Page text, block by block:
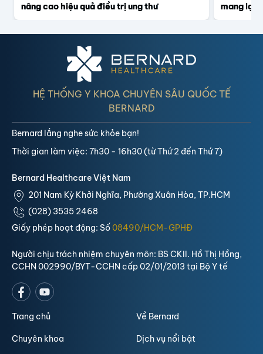
nâng cao hiệu quả điều trị ung thư
mang lại
HỆ THỐNG Y KHOA CHUYÊN SÂU QUỐC TẾ
BERNARD
Bernard Healthcare Việt Nam
201 Nam Kỳ Khởi Nghĩa, Phường Xuân Hòa, TP.HCM
(028) 3535 2468
Giấy phép hoạt động: Số08490/HCM-GPHĐ
Người chịu trách nhiệm chuyên môn: BS CKII. Hồ Thị Hồng,
CCHN 002990/BYT-CCHN cấp 02/01/2013 tại Bộ Y tế
Bernard lắng nghe sức khỏe bạn!
Thời gian làm việc: 7h30 - 16h30 (từ Thứ 2 đến Thứ 7)
Trang chủ Về Bernard
Chuyên khoa Dịch vụ nổi bật